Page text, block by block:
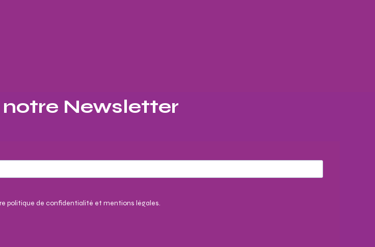
notre Newsletter​
politique de confidentialité et mentions légales.